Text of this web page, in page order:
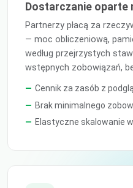
Dostarczanie oparte
Partnerzy płacą za
— moc obliczeniową,
według przejrzystych
wstępnych zobowiązań,
Cennik za zasób z
Brak minimalnego
Elastyczne skalowanie